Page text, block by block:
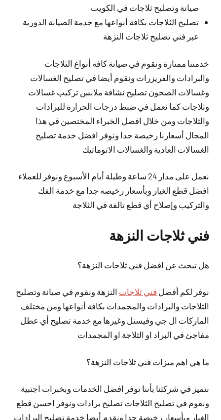
صيانة وتصليح ثلاجات في الكويت
تصليح الثلاجات بكافة أنواعها مع خدمة الصيانة الدورية
عبر فني تصليح ثلاجات النزهة
خدمتنا ممتازة ونقوم في صيانة كافة أنواع الثلاجات
والبرادات والفريزرات ونقوم أيضا في تصليح الغسالات
وغسالات الصحون تصليح نشافة ملابس تركيب غسالات
وثلاجات كما نعمل في ضبط درجات الحرارة للبرادات
والثلاجات ومن خلال افضل الخبراء المختصين في هذا
المجال أسعارنا رخيصة جدا ونوفر افضل خدمة تصليح
الغسالات العادية والغسالات الاتوماتيك
نعمل على مدار 24 ساعة وطيلة أيام الأسبوع ونوفر للعملاء
افضل قطع الغيار وبأسعار رخيصة جدا مع خدمة الفك
والتركيب وإصلاح أي قطع تالفة في الثلاجة
فني ثلاجات النزهة
هل تبحث عن افضل فني ثلاجات النزهة؟
نوفر لكم أفضل فني ثلاجات النزهة ونقوم في صيانة وتصليح
الثلاجات والبرادات والمجمدات بكافة أنواعها ومن مختلف
الماركات ال جي وفيستل وغيرها مع خدمة تصليح أي عطل
مفاجئ في البراد او الثلاجة او المجمدات
ما هي اهم ميزات فني ثلاجات النزهة؟
نتميز في شركتنا بأننا نوفر افضل الخدمات وبخبرات اجنبية
ونقوم في تصليح الثلاجات تصليح برادات ونوفر احسن قطع
الغيار وبأسعار رخيصة جدا ونقدم أيضا خدمة تصليح البرادات